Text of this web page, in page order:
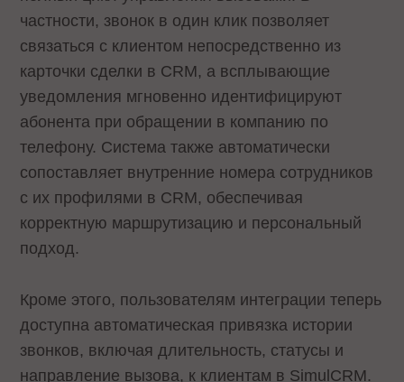
частности, звонок в один клик позволяет
связаться с клиентом непосредственно из
карточки сделки в CRM, а всплывающие
уведомления мгновенно идентифицируют
абонента при обращении в компанию по
телефону. Система также автоматически
сопоставляет внутренние номера сотрудников
с их профилями в CRM, обеспечивая
корректную маршрутизацию и персональный
подход.
Кроме этого, пользователям интеграции теперь
доступна автоматическая привязка истории
звонков, включая длительность, статусы и
направление вызова, к клиентам в SimulCRM.